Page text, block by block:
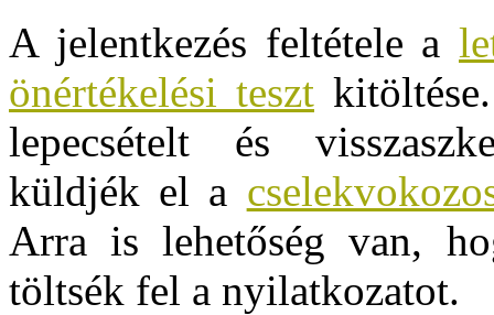
A jelentkezés feltétele a
önértékelési teszt
lepecsételt és
küldjék el a
Arra is lehetőség van,
töltsék fel a nyilatkozatot.